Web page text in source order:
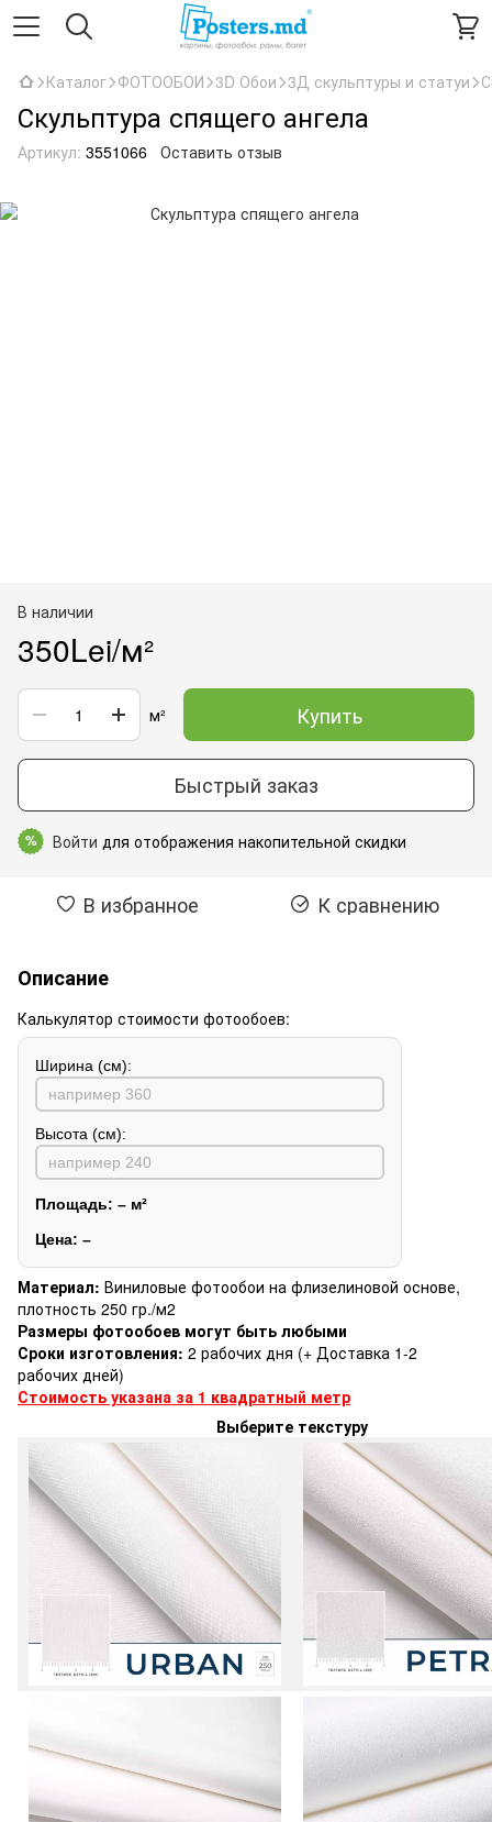
Каталог ФОТООБОИ 3D Обои 3Д скульптуры и статуи
Скульптура спящего ангела
Артикул: 3551066 Оставить отзыв
В наличии
350Lei/м²
м² Купить
Быстрый заказ
% Войти для отображения накопительной скидки
В избранное К сравнению
Описание
Калькулятор стоимости фотообоев:
Ширина (см):
Высота (см):
Площадь: – м²
Цена: –
Материал: Виниловые фотообои на флизелиновой основе,
плотность 250 гр./м2
Размеры фотообоев могут быть любыми
Сроки изготовления: 2 рабочих дня (+ Доставка 1-2
рабочих дней)
Стоимость указана за 1 квадратный метр
Выберите текстуру